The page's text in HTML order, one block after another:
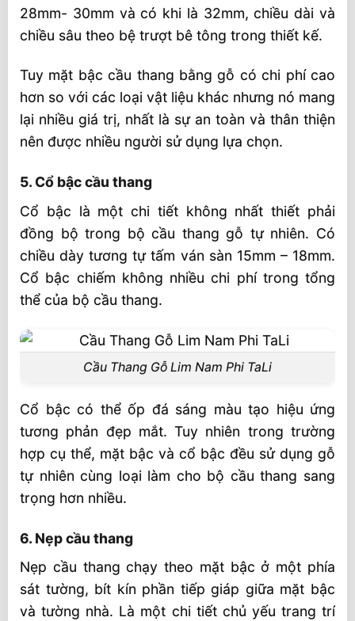
28mm- 30mm và có khi là 32mm, chiều dài và
chiều sâu theo bệ trượt bê tông trong thiết kế.
Tuy mặt bậc cầu thang bằng gỗ có chi phí cao
hơn so với các loại vật liệu khác nhưng nó mang
lại nhiều giá trị, nhất là sự an toàn và thân thiện
nên được nhiều người sử dụng lựa chọn.
5. Cổ bậc cầu thang
Cổ bậc là một chi tiết không nhất thiết phải
đồng bộ trong bộ cầu thang gỗ tự nhiên. Có
chiều dày tương tự tấm ván sàn 15mm – 18mm.
Cổ bậc chiếm không nhiều chi phí trong tổng
thể của bộ cầu thang.
Cầu Thang Gỗ Lim Nam Phi TaLi
Cổ bậc có thể ốp đá sáng màu tạo hiệu ứng
tương phản đẹp mắt. Tuy nhiên trong trường
hợp cụ thể, mặt bậc và cổ bậc đều sử dụng gỗ
tự nhiên cùng loại làm cho bộ cầu thang sang
trọng hơn nhiều.
6. Nẹp cầu thang
Nẹp cầu thang chạy theo mặt bậc ở một phía
sát tường, bít kín phần tiếp giáp giữa mặt bậc
và tường nhà. Là một chi tiết chủ yếu trang trí